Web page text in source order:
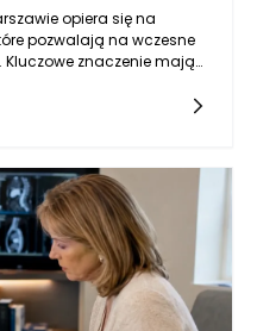
opiera się na
pozwalają na wczesne
znaczenie mają
w krwi, które mogą
W Warszawie, dzięki
częściej stosuje się
identyfikują mutacje
co pozwala na bardziej
Kluczowe jest
choroby zwiększa szanse na
komfort życia pacjentów.